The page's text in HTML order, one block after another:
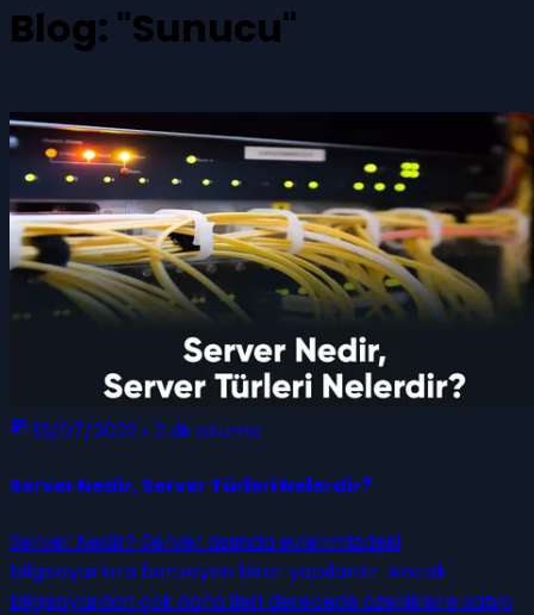
Blog: "Sunucu"
13/07/2022 • 2 dk okuma
Server Nedir, Server Türleri Nelerdir?
Server Nedir? Server aslında evlerimizdeki
bilgisayarlara benzeyen birer yapılardır. Ancak
bilgisayardan çok daha ileri derecede özelliklere sahip